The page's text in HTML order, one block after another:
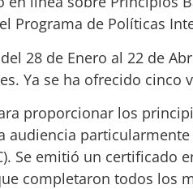
Programa de Políticas
28 de Enero al 22 de
Ya se ha ofrecido cinco
proporcionar los
audiencia
Se emitió un certificado
completaron todos los